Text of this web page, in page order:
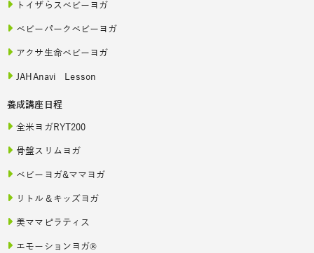
トイザらスベビーヨガ
ベビーパークベビーヨガ
アクサ生命ベビーヨガ
JAHAnavi Lesson
養成講座日程
全米ヨガRYT200
骨盤スリムヨガ
ベビーヨガ&ママヨガ
リトル＆キッズヨガ
美ママピラティス
エモーションヨガ®